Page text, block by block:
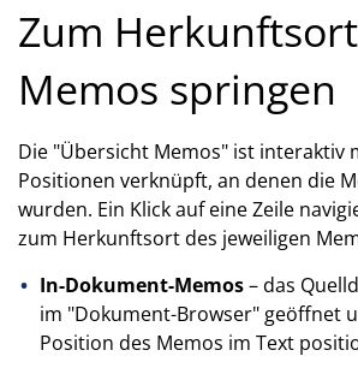
Zum
Memos springen
Die "Übersicht Memos" ist interaktiv
Positionen verknüpft, an denen die
wurden. Ein Klick auf eine Zeile
zum Herkunftsort des jeweiligen
In-Dokument-Memos– das
im "Dokument-Browser" geöffnet
Position des Memos im Text